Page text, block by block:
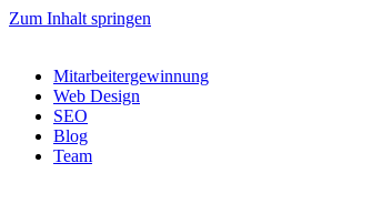
Zum Inhalt springen
Mitarbeitergewinnung
Web Design
SEO
Blog
Team